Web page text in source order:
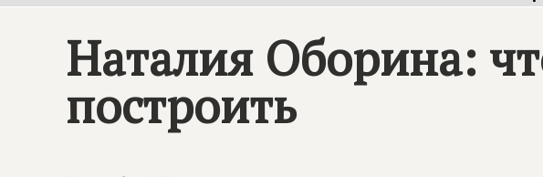
Наталия Оборина:
построить